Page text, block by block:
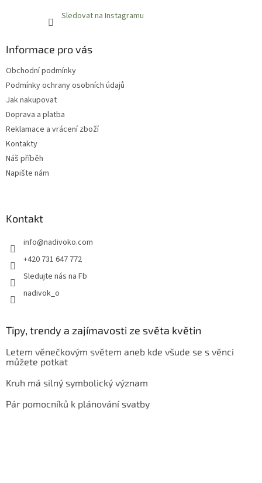
Sledovat na Instagramu
Informace pro vás
Obchodní podmínky
Podmínky ochrany osobních údajů
Jak nakupovat
Doprava a platba
Reklamace a vrácení zboží
Kontakty
Náš příběh
Napište nám
Kontakt
info@nadivoko.com
+420 731 647 772
Sledujte nás na Fb
nadivok_o
Tipy, trendy a zajímavosti ze světa květin
Letem věnečkovým světem aneb kde všude se s věnci
můžete potkat
Kruh má silný symbolický význam
Pár pomocníků k plánování svatby